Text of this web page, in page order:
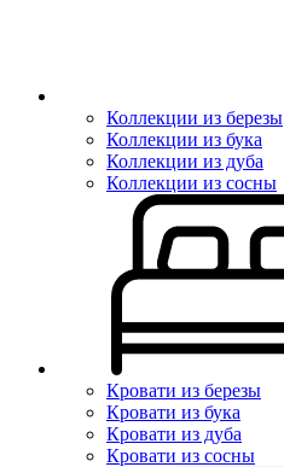
Коллекции из березы
Коллекции из бука
Коллекции из дуба
Коллекции из сосны
Кровати из березы
Кровати из бука
Кровати из дуба
Кровати из сосны